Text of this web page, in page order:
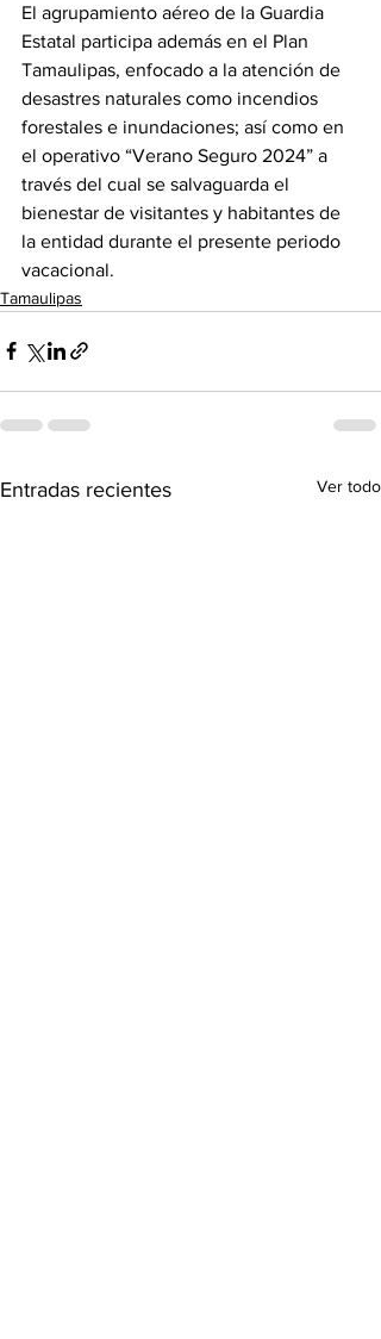
El agrupamiento aéreo de la Guardia
Estatal participa además en el Plan
Tamaulipas, enfocado a la atención de
desastres naturales como incendios
forestales e inundaciones; así como en
el operativo “Verano Seguro 2024” a
través del cual se salvaguarda el
bienestar de visitantes y habitantes de
la entidad durante el presente periodo
vacacional.
Tamaulipas
Entradas recientes Ver todo